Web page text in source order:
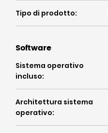
Tipo di prodotto:
Software
Sistema operativo
incluso:
Architettura sistema
operativo: